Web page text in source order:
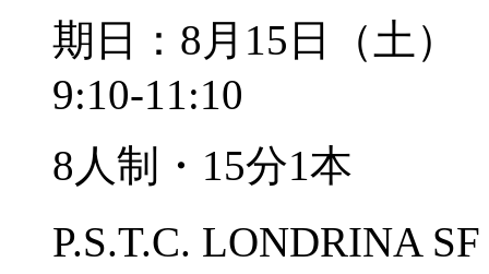
期日：8月15日（土
9:10-11:10
8人制・15分1本
P.S.T.C. LONDRINA